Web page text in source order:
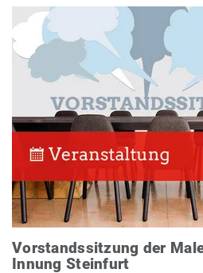
Vorstandssitzung der
Innung Steinfurt